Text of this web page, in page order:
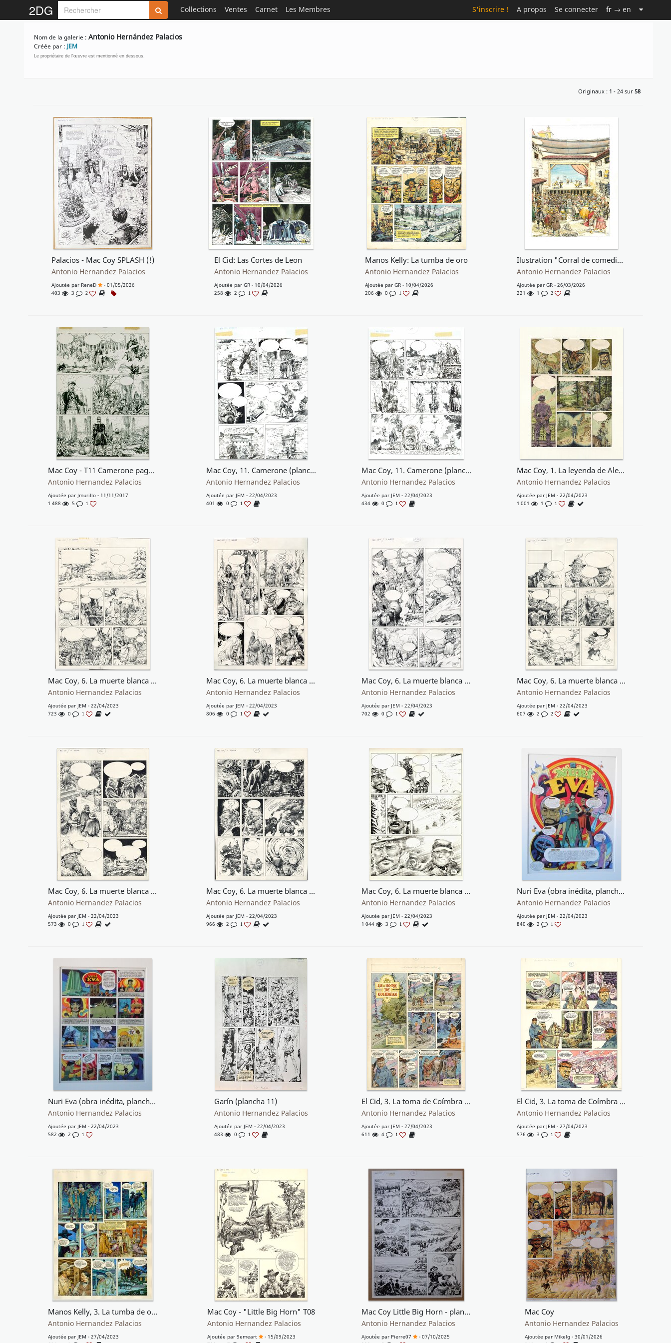
2DG Collections Ventes Carnet Les Membres S'inscrire ! A propos Se connecter fr → en
Nom de la galerie : Antonio Hernández Palacios
Créée par : JEM
Le propriétaire de l'œuvre est mentionné en dessous.
Originaux : 1 - 24 sur 58
Palacios - Mac Coy SPLASH (!)
Antonio Hernandez Palacios
Ajoutée par ReneD
- 01/05/2026
403
3 2
El Cid: Las Cortes de Leon
Antonio Hernandez Palacios
Ajoutée par GR- 10/04/2026
258
2 1
Manos Kelly: La tumba de oro
Antonio Hernandez Palacios
Ajoutée par GR- 10/04/2026
206
0 1
Ilustration "Corral de comedias de Almagro"
Antonio Hernandez Palacios
Ajoutée par GR- 26/03/2026
221
1 2
Mac Coy - T11 Camerone page 24
Antonio Hernandez Palacios
Ajoutée par Jmurillo- 11/11/2017
1 488
5 1
Mac Coy, 11. Camerone (plancha 28)
Antonio Hernandez Palacios
Ajoutée par JEM - 22/04/2023
401
0 1
Mac Coy, 11. Camerone (plancha 29)
Antonio Hernandez Palacios
Ajoutée par JEM - 22/04/2023
434
0 1
Mac Coy, 1. La leyenda de Alexis Mac Coy (plancha 16)
Antonio Hernandez Palacios
Ajoutée par JEM - 22/04/2023
1 001
1 1
Mac Coy, 6. La muerte blanca (plancha 19)
Antonio Hernandez Palacios
Ajoutée par JEM - 22/04/2023
723
0 1
Mac Coy, 6. La muerte blanca (plancha 21)
Antonio Hernandez Palacios
Ajoutée par JEM - 22/04/2023
806
0 1
Mac Coy, 6. La muerte blanca (plancha 22)
Antonio Hernandez Palacios
Ajoutée par JEM - 22/04/2023
702
0 1
Mac Coy, 6. La muerte blanca (plancha 23)
Antonio Hernandez Palacios
Ajoutée par JEM - 22/04/2023
607
2 2
Mac Coy, 6. La muerte blanca (plancha 26)
Antonio Hernandez Palacios
Ajoutée par JEM - 22/04/2023
573
0 1
Mac Coy, 6. La muerte blanca (plancha 28)
Antonio Hernandez Palacios
Ajoutée par JEM - 22/04/2023
966
2 1
Mac Coy, 6. La muerte blanca (plancha 34)
Antonio Hernandez Palacios
Ajoutée par JEM - 22/04/2023
1 044
3 1
Nuri Eva (obra inédita, plancha de presentación 1)
Antonio Hernandez Palacios
Ajoutée par JEM - 22/04/2023
840
2 1
Nuri Eva (obra inédita, plancha de presentación 2)
Antonio Hernandez Palacios
Ajoutée par JEM - 22/04/2023
582
2 1
Garín (plancha 11)
Antonio Hernandez Palacios
Ajoutée par JEM - 22/04/2023
483
0 1
El Cid, 3. La toma de Coímbra (plancha 1)
Antonio Hernandez Palacios
Ajoutée par JEM - 27/04/2023
611
4 1
El Cid, 3. La toma de Coímbra (plancha 3)
Antonio Hernandez Palacios
Ajoutée par JEM - 27/04/2023
576
3 1
Manos Kelly, 3. La tumba de oro (plancha 31)
Antonio Hernandez Palacios
Ajoutée par JEM - 27/04/2023
Mac Coy - "Little Big Horn" T08
Antonio Hernandez Palacios
Ajoutée par 9emeart
- 15/09/2023
Mac Coy Little Big Horn - planche 31
Antonio Hernandez Palacios
Ajoutée par Pierre07
- 07/10/2025
Mac Coy
Antonio Hernandez Palacios
Ajoutée par Mikelg- 30/01/2026